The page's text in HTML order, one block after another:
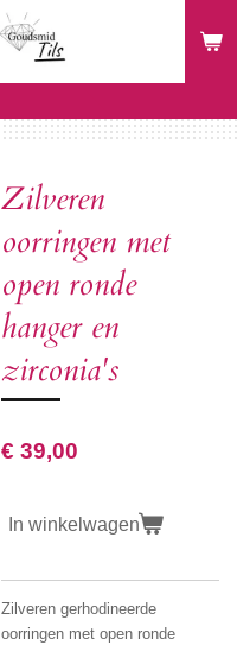
Zilveren
oorringen met
open ronde
hanger en
zirconia's
€ 39,00
In winkelwagen
Zilveren gerhodineerde
oorringen met open ronde